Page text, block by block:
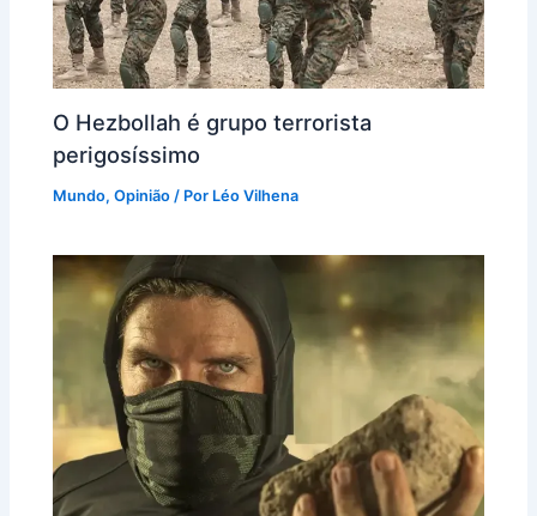
O Hezbollah é grupo terrorista
perigosíssimo
Mundo,Opinião / Por Léo Vilhena